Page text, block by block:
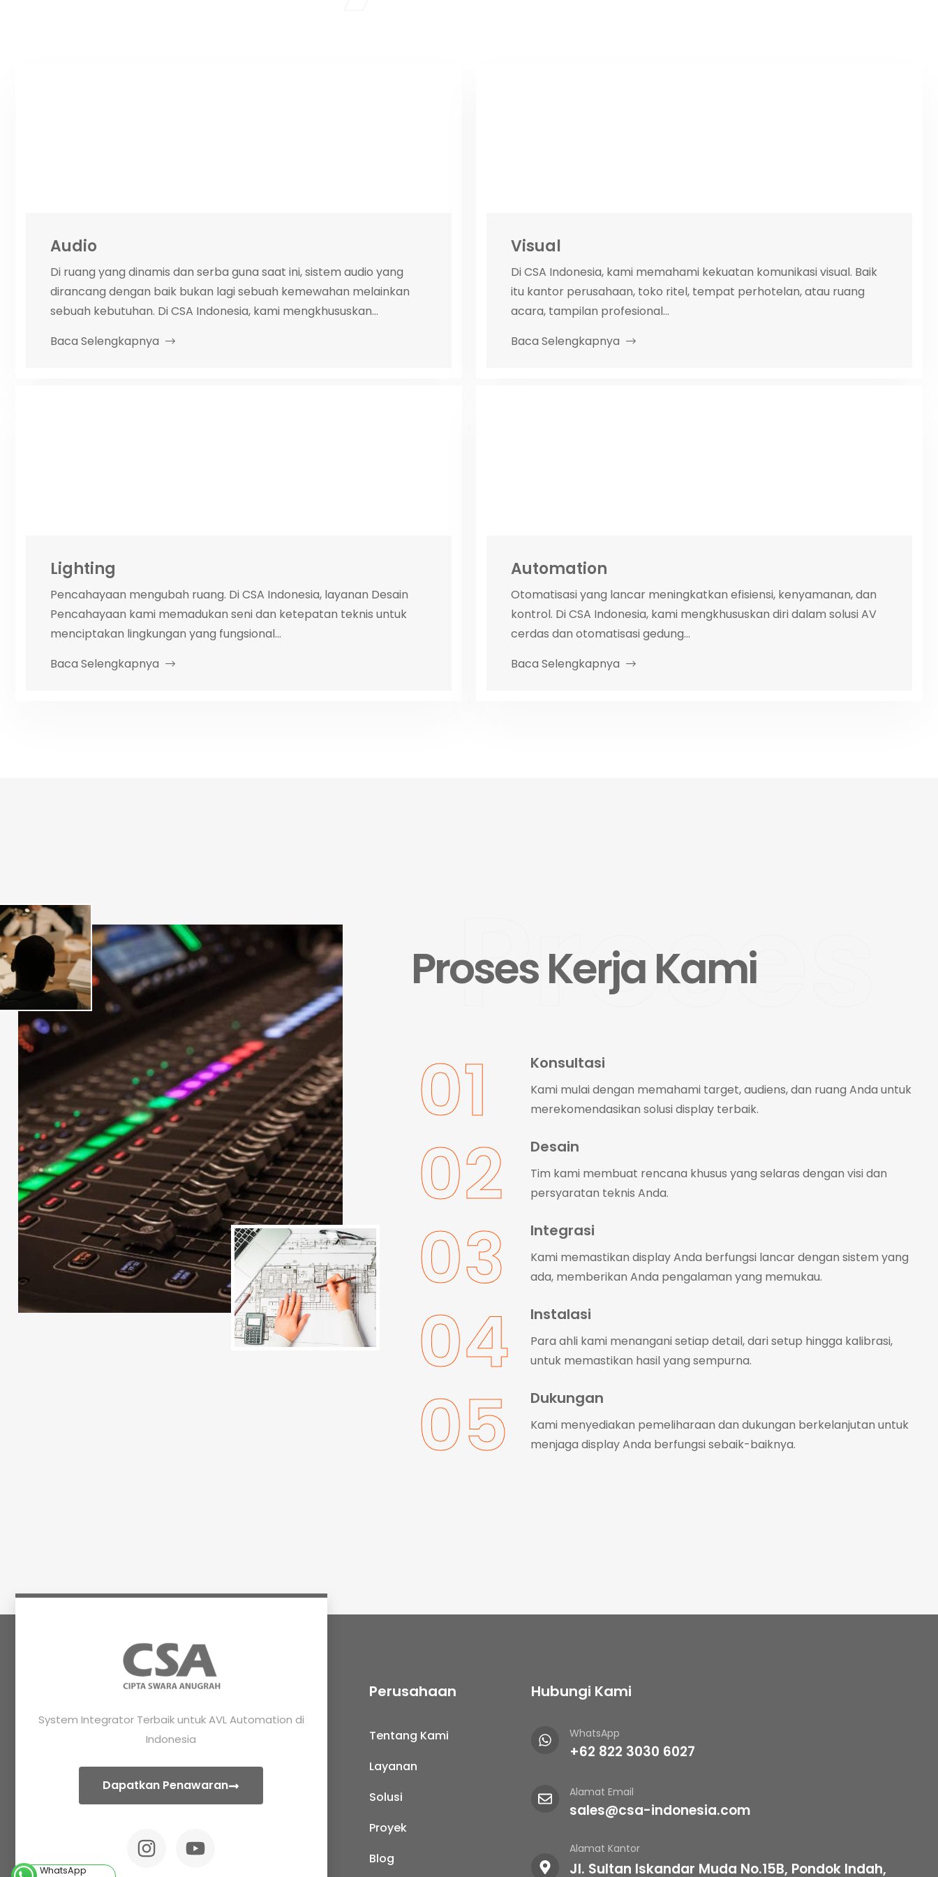
WhatsApp
Audio
Di ruang yang dinamis dan serba guna saat ini, sistem audio yang
dirancang dengan baik bukan lagi sebuah kemewahan melainkan
sebuah kebutuhan. Di CSA Indonesia, kami mengkhususkan...
Baca Selengkapnya
Visual
Di CSA Indonesia, kami memahami kekuatan komunikasi visual. Baik
itu kantor perusahaan, toko ritel, tempat perhotelan, atau ruang
acara, tampilan profesional...
Baca Selengkapnya
Lighting
Pencahayaan mengubah ruang. Di CSA Indonesia, layanan Desain
Pencahayaan kami memadukan seni dan ketepatan teknis untuk
menciptakan lingkungan yang fungsional...
Baca Selengkapnya
Automation
Otomatisasi yang lancar meningkatkan efisiensi, kenyamanan, dan
kontrol. Di CSA Indonesia, kami mengkhususkan diri dalam solusi AV
cerdas dan otomatisasi gedung...
Baca Selengkapnya
Proses
Proses Kerja Kami
01 Konsultasi
Kami mulai dengan memahami target, audiens, dan ruang Anda untuk
merekomendasikan solusi display terbaik.
02 Desain
Tim kami membuat rencana khusus yang selaras dengan visi dan
persyaratan teknis Anda.
03 Integrasi
Kami memastikan display Anda berfungsi lancar dengan sistem yang
ada, memberikan Anda pengalaman yang memukau.
04 Instalasi
Para ahli kami menangani setiap detail, dari setup hingga kalibrasi,
untuk memastikan hasil yang sempurna.
05 Dukungan
Kami menyediakan pemeliharaan dan dukungan berkelanjutan untuk
menjaga display Anda berfungsi sebaik-baiknya.
System Integrator Terbaik untuk AVL Automation di
Indonesia
Dapatkan Penawaran
Perusahaan
Tentang Kami
Layanan
Solusi
Proyek
Blog
Hubungi Kami
WhatsApp
+62 822 3030 6027
Alamat Email
sales@csa-indonesia.com
Alamat Kantor
Jl. Sultan Iskandar Muda No.15B, Pondok Indah,